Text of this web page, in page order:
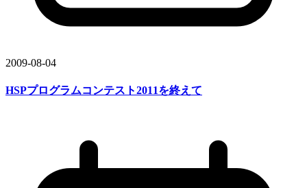
2009-08-04
HSPプログラムコンテスト2011を終えて